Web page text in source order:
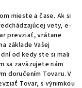
mieste a čase. Ak si
vety, e-
prevziať, vrátane
základe Vašej
od kedy ste si mali
sa zaväzujete nám
doručením Tovaru. V
Tovar, s výnimkou